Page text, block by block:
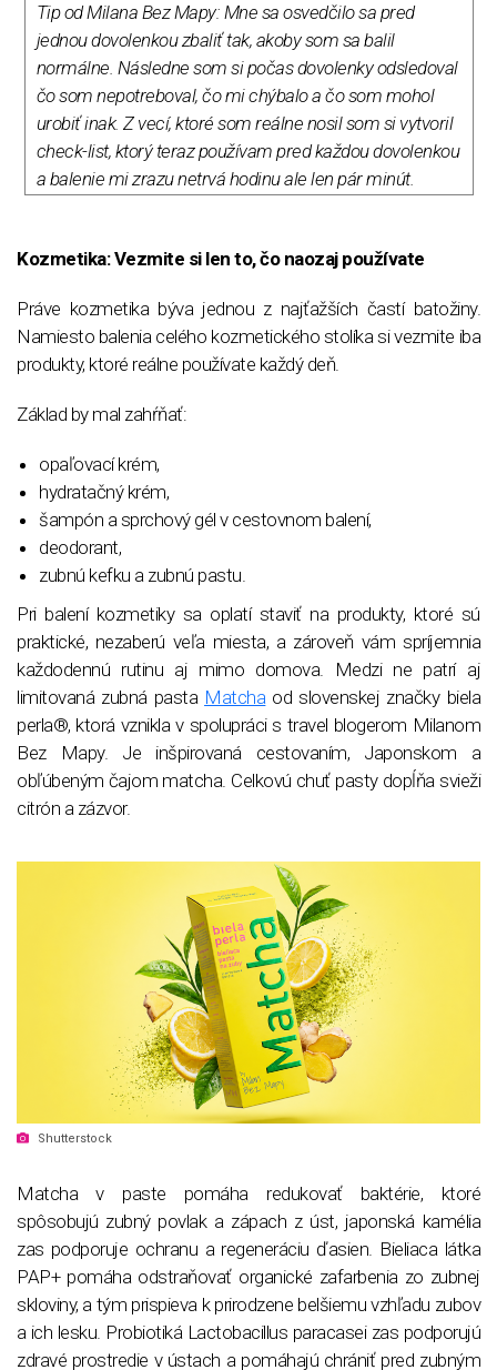
Tip od Milana Bez Mapy: Mne sa osvedčilo sa pred
jednou dovolenkou zbaliť tak, akoby som sa balil
normálne. Následne som si počas dovolenky odsledoval
čo som nepotreboval, čo mi chýbalo a čo som mohol
urobiť inak. Z vecí, ktoré som reálne nosil som si vytvoril
check-list, ktorý teraz používam pred každou dovolenkou
a balenie mi zrazu netrvá hodinu ale len pár minút.
Kozmetika: Vezmite si len to, čo naozaj používate
Práve kozmetika býva jednou z najťažších častí batožiny.
Namiesto balenia celého kozmetického stolíka si vezmite iba
produkty, ktoré reálne používate každý deň.
Základ by mal zahŕňať:
opaľovací krém,
hydratačný krém,
šampón a sprchový gél v cestovnom balení,
deodorant,
zubnú kefku a zubnú pastu.
Pri balení kozmetiky sa oplatí staviť na produkty, ktoré sú
praktické, nezaberú veľa miesta, a zároveň vám spríjemnia
každodennú rutinu aj mimo domova. Medzi ne patrí aj
limitovaná zubná pasta Matchaod slovenskej značky biela
perla®, ktorá vznikla v spolupráci s travel blogerom Milanom
Bez Mapy. Je inšpirovaná cestovaním, Japonskom a
obľúbeným čajom matcha. Celkovú chuť pasty dopĺňa svieži
citrón a zázvor.
Shutterstock
Matcha v paste pomáha redukovať baktérie, ktoré
spôsobujú zubný povlak a zápach z úst, japonská kamélia
zas podporuje ochranu a regeneráciu ďasien. Bieliaca látka
PAP+ pomáha odstraňovať organické zafarbenia zo zubnej
skloviny, a tým prispieva k prirodzene belšiemu vzhľadu zubov
a ich lesku. Probiotiká Lactobacillus paracasei zas podporujú
zdravé prostredie v ústach a pomáhajú chrániť pred zubným